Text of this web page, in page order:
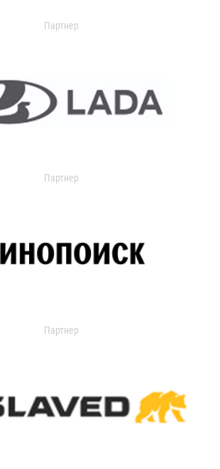
Партнер
Партнер
Партнер